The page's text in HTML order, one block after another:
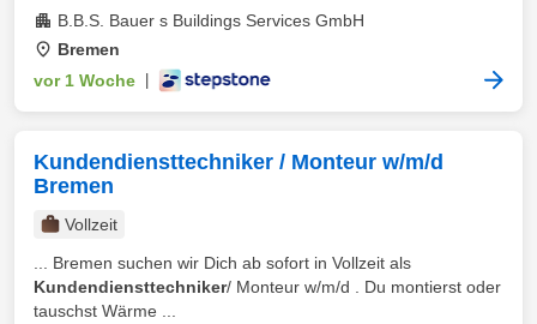
B.B.S. Bauer s Buildings Services GmbH
Bremen
vor 1 Woche
Kundendiensttechniker / Monteur w/m/d
Bremen
Vollzeit
... Bremen suchen wir Dich ab sofort in Vollzeit als
Kundendiensttechniker/ Monteur w/m/d . Du montierst oder
tauschst Wärme ...